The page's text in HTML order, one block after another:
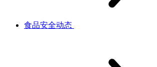
食品安全动态